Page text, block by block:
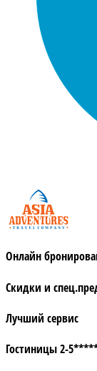
Онлайн
Скидки и
Лучший сервис
Гостиницы 2-